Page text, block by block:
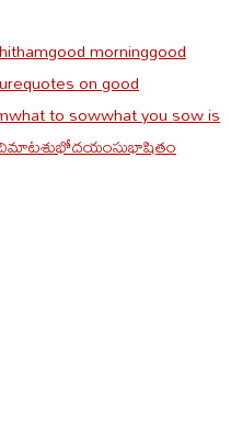
good morninggood
quotes on good
what to sowwhat you sow is
శుభోదయంసుభాషితం